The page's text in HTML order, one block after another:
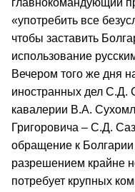
главно­командующий
«употребить все
чтобы заставить
использование
Вечером того же дня
иностранных дел С.Д.
кавалерии В.А.
Григоровича – С.Д.
обращение к
разрешением крайне
потребует крупных